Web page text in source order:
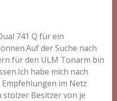
741 Q für ein
der Suche nach
für den ULM Tonarm bin
habe mich nach
im Netz
Besitzer von je